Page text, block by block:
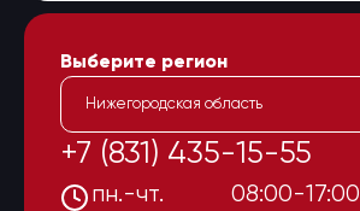
Выберите регион
Нижегородская область
+7 (831) 435-15-55
пн.-чт.
08:00-17:00